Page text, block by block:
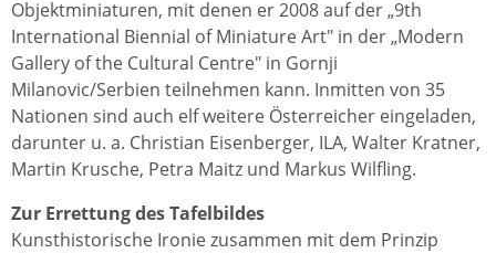
Objektminiaturen, mit denen er 2008 auf der „9th
International Biennial of Miniature Art" in der „Modern
Gallery of the Cultural Centre" in Gornji
Milanovic/Serbien teilnehmen kann. Inmitten von 35
Nationen sind auch elf weitere Österreicher eingeladen,
darunter u. a. Christian Eisenberger, ILA, Walter Kratner,
Martin Krusche, Petra Maitz und Markus Wilfling.
Zur Errettung des Tafelbildes
Kunsthistorische Ironie zusammen mit dem Prinzip